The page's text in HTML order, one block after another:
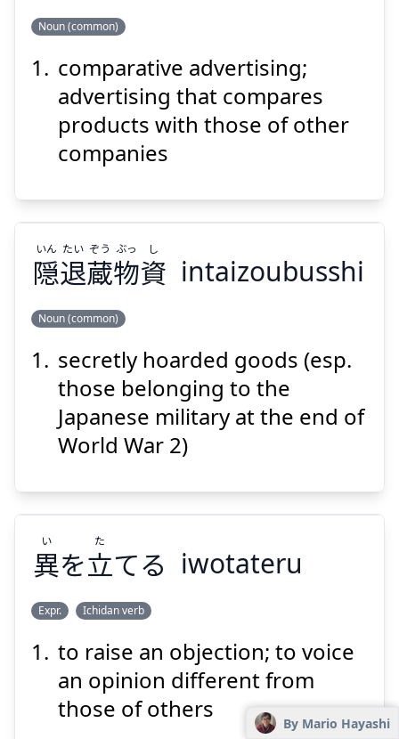
By Mario Hayashi
比
較
広
告
ひ
かく
こう
こく
Suspend
Noun (common)
comparative advertising;
advertising that compares
products with those of other
companies
隠
退
蔵
物
資
いん
たい
ぞう
ぶっ
し
Suspend
隠退蔵物資
いん たい ぞう ぶっ し
intaizoubusshi
Noun (common)
secretly hoarded goods (esp.
those belonging to the
Japanese military at the end of
World War 2)
異
を
立
てる
い
た
異を立てる
い た
iwotateru
Expr. Ichidan verb
to raise an objection; to voice
an opinion different from
those of others